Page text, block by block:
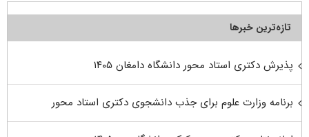
تازه‌ترین خبرها
پذیرش دکتری استاد محور دانشگاه دامغان ۱۴۰۵
برنامه وزارت علوم برای جذب دانشجوی دکتری استاد محور